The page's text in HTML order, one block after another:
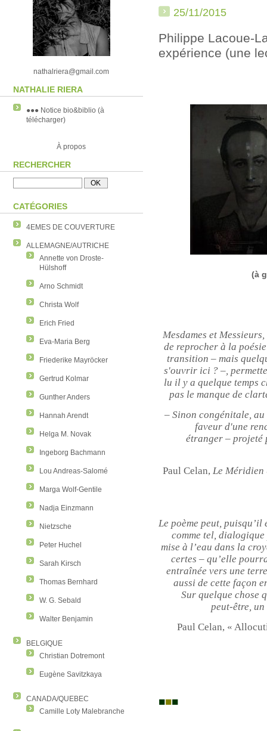
nathalriera@gmail.com
NATHALIE RIERA
●●● Notice bio&biblio (à
télécharger)
À propos
RECHERCHER
CATÉGORIES
4EMES DE COUVERTURE
ALLEMAGNE/AUTRICHE
Annette von Droste-
Hülshoff
Arno Schmidt
Christa Wolf
Erich Fried
Eva-Maria Berg
Friederike Mayröcker
Gertrud Kolmar
Gunther Anders
Hannah Arendt
Helga M. Novak
Ingeborg Bachmann
Lou Andreas-Salomé
Marga Wolf-Gentile
Nadja Einzmann
Nietzsche
Peter Huchel
Sarah Kirsch
Thomas Bernhard
W. G. Sebald
Walter Benjamin
BELGIQUE
Christian Dotremont
Eugène Savitzkaya
CANADA/QUEBEC
Camille Loty Malebranche
25/11/2015
Philippe Lacoue-
expérience (une
(à
Mesdames et
de reprocher à la
transition – mais
s'ouvrir ici ? –,
lu il y a quelque temps
pas le manque de
– Sinon congénitale,
faveur d'une
étranger – projeté
Paul Celan, Le Méridien
Le poème peut,
comme tel,
mise à l’eau dans la
certes – qu’elle
entraînée vers une
aussi de cette façon
Sur quelque chose
peut-être,
Paul Celan, «
■■■